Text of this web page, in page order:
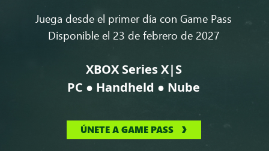
Juega desde el primer día con Game Pass
Disponible el 23 de febrero de 2027
XBOX Series X|S
PC ● Handheld ● Nube
ÚNETE A GAME PASS